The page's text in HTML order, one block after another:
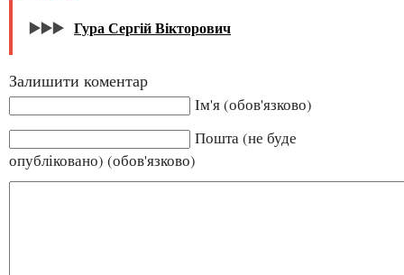
▶️▶️▶️ Гура Сергій Вікторович
Залишити коментар
Ім'я (обов'язково)
Пошта (не буде
опубліковано) (обов'язково)